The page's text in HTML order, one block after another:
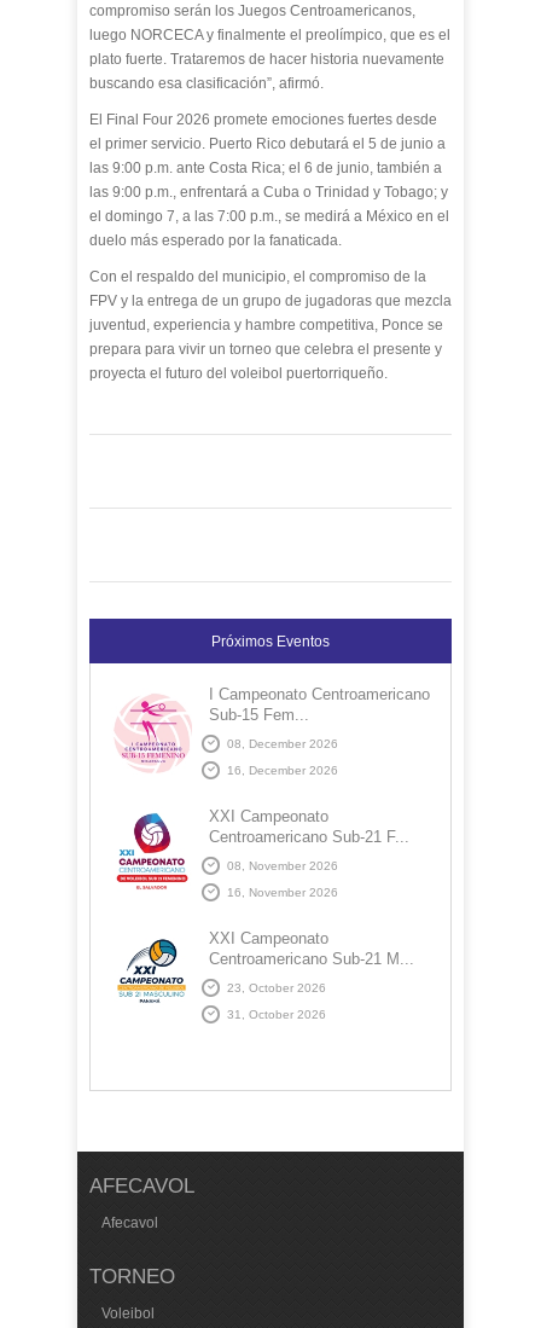
compromiso serán los Juegos Centroamericanos,
luego NORCECA y finalmente el preolímpico, que es el
plato fuerte. Trataremos de hacer historia nuevamente
buscando esa clasificación”, afirmó.
El Final Four 2026 promete emociones fuertes desde
el primer servicio. Puerto Rico debutará el 5 de junio a
las 9:00 p.m. ante Costa Rica; el 6 de junio, también a
las 9:00 p.m., enfrentará a Cuba o Trinidad y Tobago; y
el domingo 7, a las 7:00 p.m., se medirá a México en el
duelo más esperado por la fanaticada.
Con el respaldo del municipio, el compromiso de la
FPV y la entrega de un grupo de jugadoras que mezcla
juventud, experiencia y hambre competitiva, Ponce se
prepara para vivir un torneo que celebra el presente y
proyecta el futuro del voleibol puertorriqueño.
Próximos Eventos
I Campeonato Centroamericano
Sub-15 Fem...
08, December 2026
16, December 2026
XXI Campeonato
Centroamericano Sub-21 F...
08, November 2026
16, November 2026
XXI Campeonato
Centroamericano Sub-21 M...
23, October 2026
31, October 2026
AFECAVOL
Afecavol
TORNEO
Voleibol